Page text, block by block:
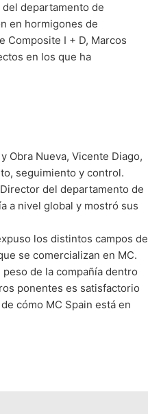
departamento de
en hormigones de
Composite I + D, Marcos
en los que ha
Obra Nueva, Vicente Diago,
seguimiento y control.
del departamento de
a nivel global y mostró sus
los distintos campos de
se comercializan en MC.
de la compañía dentro
ponentes es satisfactorio
cómo MC Spain está en